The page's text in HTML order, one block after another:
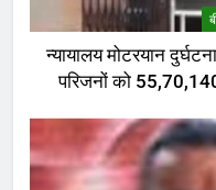
न्यायालय मोटरयान
परिजनों को